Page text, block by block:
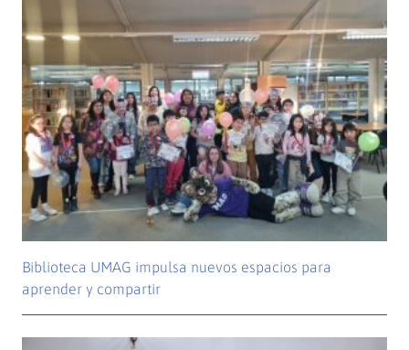
Biblioteca UMAG impulsa nuevos espacios para
aprender y compartir